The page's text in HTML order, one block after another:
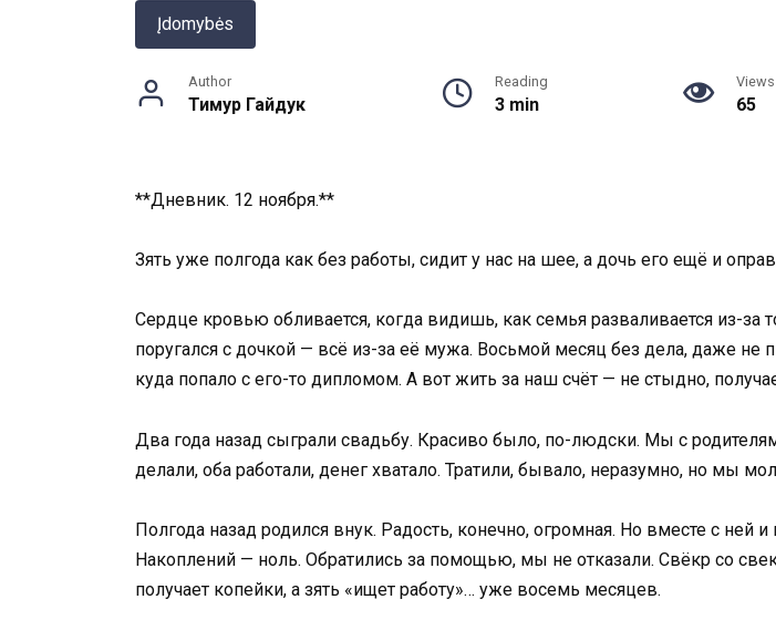
Įdomybės
Author
Тимур Гайдук
Reading
3 min
Views
65
**Дневник. 12 ноября.**
Зять уже полгода как без работы, сидит у нас на шее, а дочь его ещё и
Сердце кровью обливается, когда видишь, как семья разваливается из-
поругался с дочкой — всё из-за её мужа. Восьмой месяц без дела, даже не
куда попало с его-то дипломом. А вот жить за наш счёт — не стыдно,
Два года назад сыграли свадьбу. Красиво было, по-людски. Мы с
делали, оба работали, денег хватало. Тратили, бывало, неразумно, но мы
Полгода назад родился внук. Радость, конечно, огромная. Но вместе с ней
Накоплений — ноль. Обратились за помощью, мы не отказали. Свёкр со
получает копейки, а зять «ищет работу»… уже восемь месяцев.